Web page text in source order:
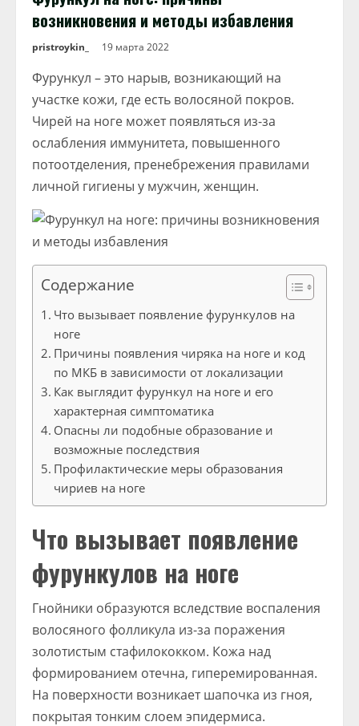
возникновения и методы избавления
pristroykin_ 19 марта 2022
Фурункул – это нарыв, возникающий на
участке кожи, где есть волосяной покров.
Чирей на ноге может появляться из-за
ослабления иммунитета, повышенного
потоотделения, пренебрежения правилами
личной гигиены у мужчин, женщин.
Содержание
Что вызывает появление фурункулов на
ноге
Причины появления чиряка на ноге и код
по МКБ в зависимости от локализации
Как выглядит фурункул на ноге и его
характерная симптоматика
Опасны ли подобные образование и
возможные последствия
Профилактические меры образования
чириев на ноге
Что вызывает появление
фурункулов на ноге
Гнойники образуются вследствие воспаления
волосяного фолликула из-за поражения
золотистым стафилококком. Кожа над
формированием отечна, гиперемированная.
На поверхности возникает шапочка из гноя,
покрытая тонким слоем эпидермиса.